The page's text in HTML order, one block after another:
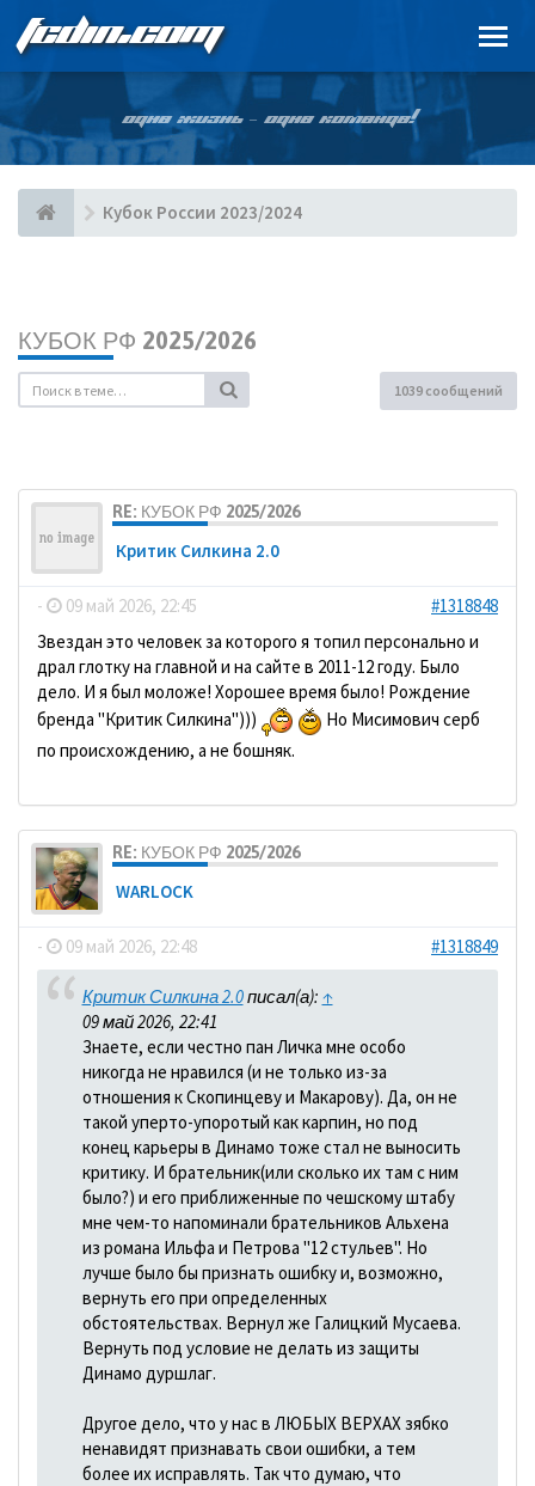
FCDIN.COM
ОДНА ЖИЗНЬ – ОДНА КОМАНДА!
Кубок России 2023/2024
КУБОК РФ 2025/2026
1039 сообщений
RE: КУБОК РФ 2025/2026
Критик Силкина 2.0
- 09 май 2026, 22:45
#1318848
Звездан это человек за которого я топил персонально и
драл глотку на главной и на сайте в 2011-12 году. Было
дело. И я был моложе! Хорошее время было! Рождение
бренда "Критик Силкина")))
Но Мисимович серб
по происхождению, а не бошняк.
RE: КУБОК РФ 2025/2026
WARLOCK
- 09 май 2026, 22:48 #1318849
Критик Силкина 2.0писал(а): ↑
09 май 2026, 22:41
Знаете, если честно пан Личка мне особо
никогда не нравился (и не только из-за
отношения к Скопинцеву и Макарову). Да, он не
такой уперто-упоротый как карпин, но под
конец карьеры в Динамо тоже стал не выносить
критику. И брательник(или сколько их там с ним
было?) и его приближенные по чешскому штабу
мне чем-то напоминали брательников Альхена
из романа Ильфа и Петрова "12 стульев". Но
лучше было бы признать ошибку и, возможно,
вернуть его при определенных
обстоятельствах. Вернул же Галицкий Мусаева.
Вернуть под условие не делать из защиты
Динамо дуршлаг.
Другое дело, что у нас в ЛЮБЫХ ВЕРХАХ зябко
ненавидят признавать свои ошибки, а тем
более их исправлять. Так что думаю, что